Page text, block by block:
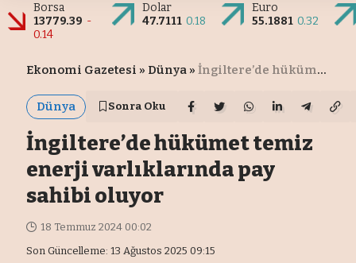
Borsa
13779.39 -
0.14
Dolar
47.7111 0.18
Euro
55.1881 0.32
Ekonomi Gazetesi » Dünya »İngiltere’de hükümet temiz enerji varlıklarında pay sahibi oluyor
Dünya Sonra Oku
İngiltere’de hükümet temiz
enerji varlıklarında pay
sahibi oluyor
Son Güncelleme: 13 Ağustos 2025 09:15
18 Temmuz 2024 00:02